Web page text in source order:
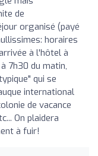
de
organisé (payé
horaires
à l'hôtel à
7h30 du matin,
qui se
international
de vacance
On plaidera
à fuir!